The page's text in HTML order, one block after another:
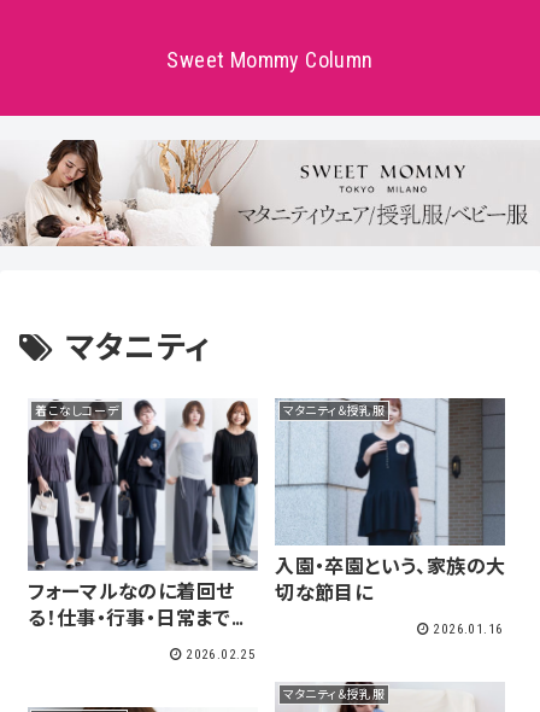
Sweet Mommy Column
マタニティ
着こなしコーデ
フォーマルなのに着回せ
る！仕事・行事・日常まで使
2026.02.25
マタニティ＆授乳服
入園・卒園という、家族の大
切な節目に
2026.01.16
マタニティ＆授乳服